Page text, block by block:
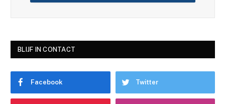
BLIJF IN CONTACT
Facebook Twitter